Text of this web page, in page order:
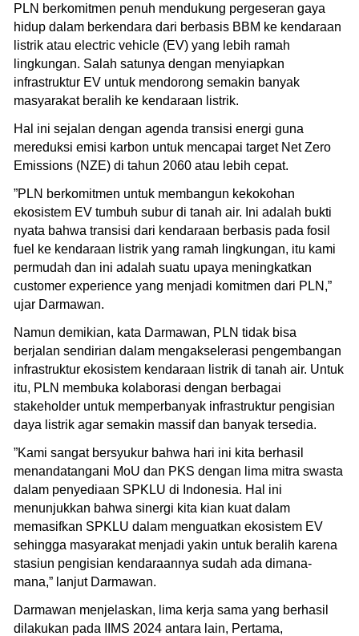
PLN berkomitmen penuh mendukung pergeseran gaya
hidup dalam berkendara dari berbasis BBM ke kendaraan
listrik atau electric vehicle (EV) yang lebih ramah
lingkungan. Salah satunya dengan menyiapkan
infrastruktur EV untuk mendorong semakin banyak
masyarakat beralih ke kendaraan listrik.
Hal ini sejalan dengan agenda transisi energi guna
mereduksi emisi karbon untuk mencapai target Net Zero
Emissions (NZE) di tahun 2060 atau lebih cepat.
”PLN berkomitmen untuk membangun kekokohan
ekosistem EV tumbuh subur di tanah air. Ini adalah bukti
nyata bahwa transisi dari kendaraan berbasis pada fosil
fuel ke kendaraan listrik yang ramah lingkungan, itu kami
permudah dan ini adalah suatu upaya meningkatkan
customer experience yang menjadi komitmen dari PLN,”
ujar Darmawan.
Namun demikian, kata Darmawan, PLN tidak bisa
berjalan sendirian dalam mengakselerasi pengembangan
infrastruktur ekosistem kendaraan listrik di tanah air. Untuk
itu, PLN membuka kolaborasi dengan berbagai
stakeholder untuk memperbanyak infrastruktur pengisian
daya listrik agar semakin massif dan banyak tersedia.
”Kami sangat bersyukur bahwa hari ini kita berhasil
menandatangani MoU dan PKS dengan lima mitra swasta
dalam penyediaan SPKLU di Indonesia. Hal ini
menunjukkan bahwa sinergi kita kian kuat dalam
memasifkan SPKLU dalam menguatkan ekosistem EV
sehingga masyarakat menjadi yakin untuk beralih karena
stasiun pengisian kendaraannya sudah ada dimana-
mana,” lanjut Darmawan.
Darmawan menjelaskan, lima kerja sama yang berhasil
dilakukan pada IIMS 2024 antara lain, Pertama,